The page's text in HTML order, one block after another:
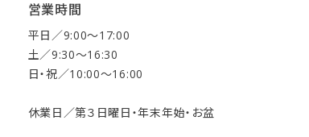
営業時間
平日／9:00〜17:00
土／9:30〜16:30
日・祝／10:00〜16:00
休業日／第３日曜日・年末年始・お盆